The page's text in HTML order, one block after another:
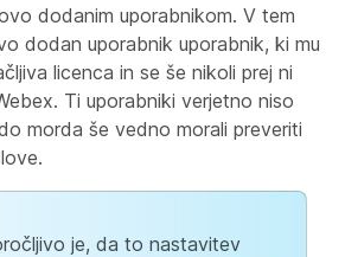
dodanim uporabnikom. V tem
dodan uporabnik uporabnik, ki mu
licenca in se še nikoli prej ni
Ti uporabniki verjetno niso
morda še vedno morali preveriti
je, da to nastavitev